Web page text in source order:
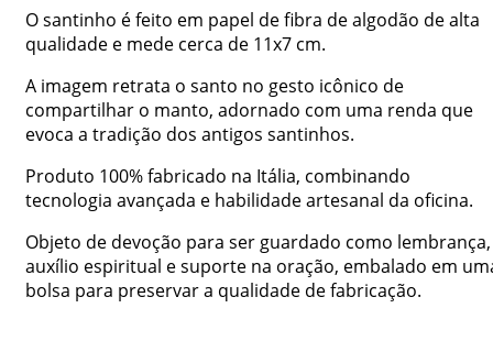
O santinho é feito em papel de fibra de algodão de alta
qualidade e mede cerca de 11x7 cm.
A imagem retrata o santo no gesto icônico de
compartilhar o manto, adornado com uma renda que
evoca a tradição dos antigos santinhos.
Produto 100% fabricado na Itália, combinando
tecnologia avançada e habilidade artesanal da oficina.
Objeto de devoção para ser guardado como lembrança,
auxílio espiritual e suporte na oração, embalado em
bolsa para preservar a qualidade de fabricação.